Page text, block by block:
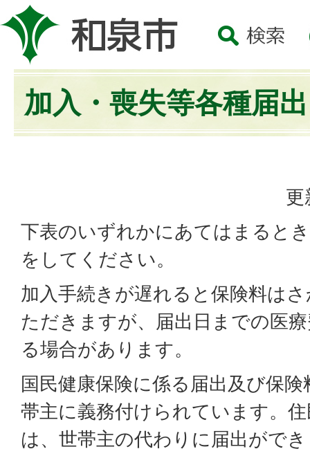
加入・喪失等各種届出
更
下表のいずれかにあてはまると
をしてください。
加入手続きが遅れると保険料は
ただきますが、届出日までの医
る場合があります。
国民健康保険に係る届出及び保
帯主に義務付けられています。
は、世帯主の代わりに届出がで